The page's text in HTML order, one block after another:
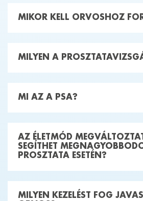
MIKOR KELL ORVOSHOZ
MILYEN A
MI AZ A PSA?
AZ ÉLETMÓD
SEGÍTHET
PROSZTATA ESETÉN?
MILYEN KEZELÉST FOG